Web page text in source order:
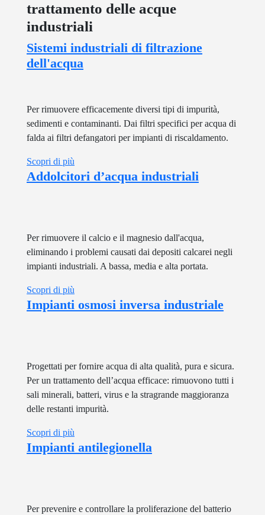
trattamento delle acque
industriali
Sistemi industriali di filtrazione
dell'acqua
Per rimuovere efficacemente diversi tipi di impurità,
sedimenti e contaminanti. Dai filtri specifici per acqua di
falda ai filtri defangatori per impianti di riscaldamento.
Scopri di più
Addolcitori d’acqua industriali
Per rimuovere il calcio e il magnesio dall'acqua,
eliminando i problemi causati dai depositi calcarei negli
impianti industriali. A bassa, media e alta portata.
Scopri di più
Impianti osmosi inversa industriale
Progettati per fornire acqua di alta qualità, pura e sicura.
Per un trattamento dell’acqua efficace: rimuovono tutti i
sali minerali, batteri, virus e la stragrande maggioranza
delle restanti impurità.
Scopri di più
Impianti antilegionella
Per prevenire e controllare la proliferazione del batterio